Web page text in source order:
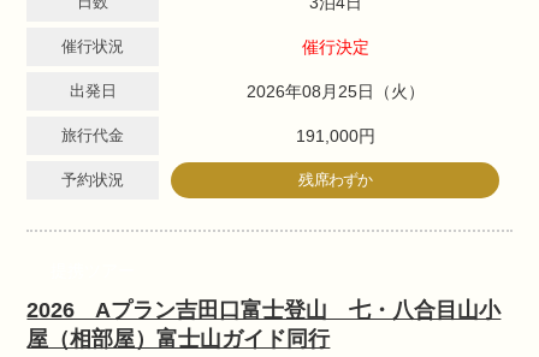
催行状況 催行決定
出発日 2026年08月25日（火）
旅行代金 191,000円
予約状況 残席わずか
2026 Aプラン吉田口富士登山 七・八合目山小
屋（相部屋）富士山ガイド同行